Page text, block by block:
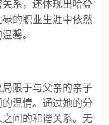
系，还体现出哈登
的职业生涯中依然
馨。
限于与父亲的亲子
温情。通过她的分
间的和谐关系。无